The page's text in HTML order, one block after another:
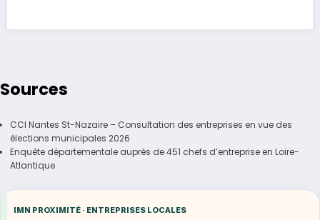
Sources
CCI Nantes St-Nazaire – Consultation des entreprises en vue des
élections municipales 2026
Enquête départementale auprès de 451 chefs d’entreprise en Loire-
Atlantique
IMN PROXIMITÉ · ENTREPRISES LOCALES